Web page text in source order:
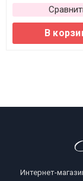
В
Интернет-